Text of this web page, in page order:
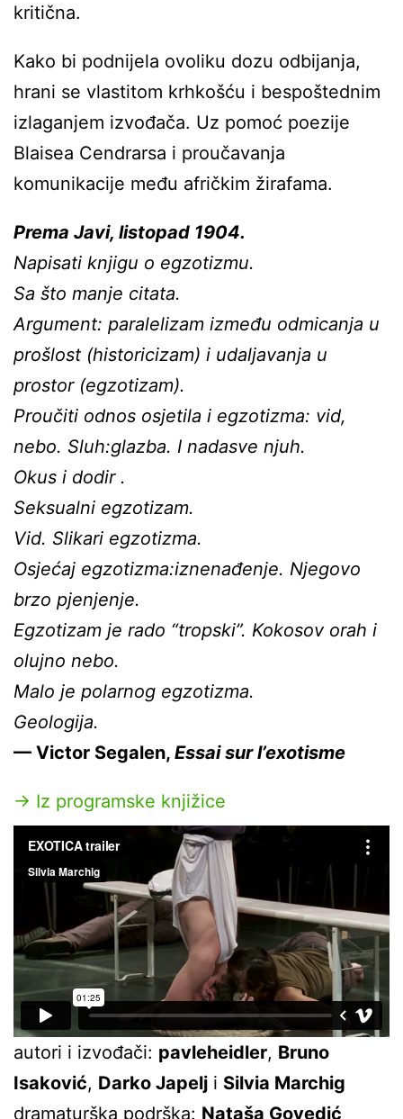
kritična.
Kako bi podnijela ovoliku dozu odbijanja,
hrani se vlastitom krhkošću i bespoštednim
izlaganjem izvođača. Uz pomoć poezije
Blaisea Cendrarsa i proučavanja
komunikacije među afričkim žirafama.
Prema Javi, listopad 1904.
Napisati knjigu o egzotizmu.
Sa što manje citata.
Argument: paralelizam između odmicanja u
prošlost (historicizam) i udaljavanja u
prostor (egzotizam).
Proučiti odnos osjetila i egzotizma: vid,
nebo. Sluh:glazba. I nadasve njuh.
Okus i dodir .
Seksualni egzotizam.
Vid. Slikari egzotizma.
Osjećaj egzotizma:iznenađenje. Njegovo
brzo pjenjenje.
Egzotizam je rado “tropski”. Kokosov orah i
olujno nebo.
Malo je polarnog egzotizma.
Geologija.
— Victor Segalen, Essai sur l’exotisme
→ Iz programske knjižice
autori i izvođači: pavleheidler, Bruno
Isaković, Darko Japelj i Silvia Marchig
dramaturška podrška: Nataša Govedić